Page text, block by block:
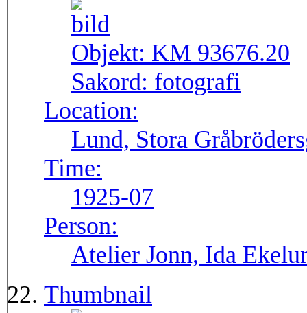
Objekt: KM 93676.20
Sakord: fotografi
Location:
Lund, Stora
Time:
1925-07
Person:
Atelier Jonn, Ida
Thumbnail